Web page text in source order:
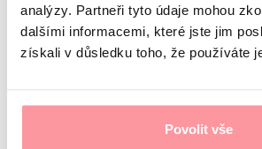
analýzy. Partneři tyto údaje mohou
dalšími informacemi, které jste jim
získali v důsledku toho, že používáte
Povolit vše
Întrebările
găsiți în
Webinarului